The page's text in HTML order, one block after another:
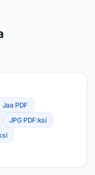
Jaa PDF
JPG PDF:ksi